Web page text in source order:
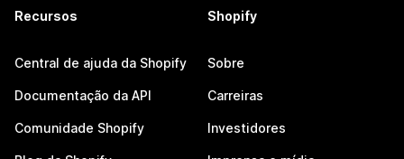
Recursos
Central de ajuda da Shopify
Documentação da API
Comunidade Shopify
Shopify
Sobre
Carreiras
Investidores